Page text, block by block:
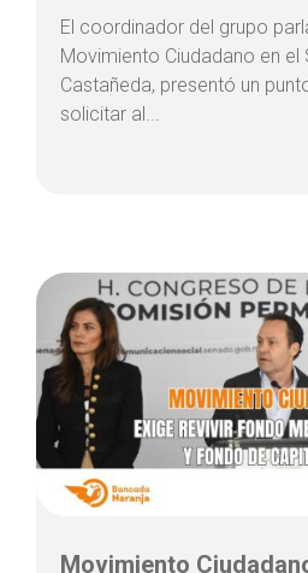
El coordinador del grupo
Movimiento Ciudadano en el
Castañeda, presentó un
solicitar al...
Movimiento